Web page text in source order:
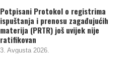
Potpisani Protokol o registrima
ispuštanja i prenosu zagađujućih
materija (PRTR) još uvijek nije
ratifikovan
3. Avgusta 2026.